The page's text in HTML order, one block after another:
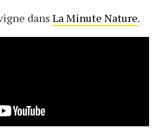
dans La Minute Nature.